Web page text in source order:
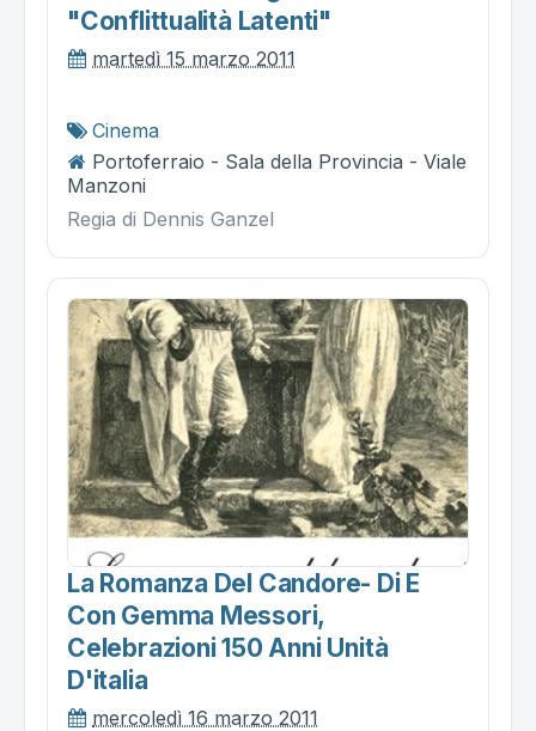
"conflittualità Latenti"
martedì 15 marzo 2011
Cinema
Portoferraio - Sala della Provincia - Viale
Manzoni
Regia di Dennis Ganzel
La Romanza Del Candore- Di E
Con Gemma Messori,
Celebrazioni 150 Anni Unità
D'italia
mercoledì 16 marzo 2011